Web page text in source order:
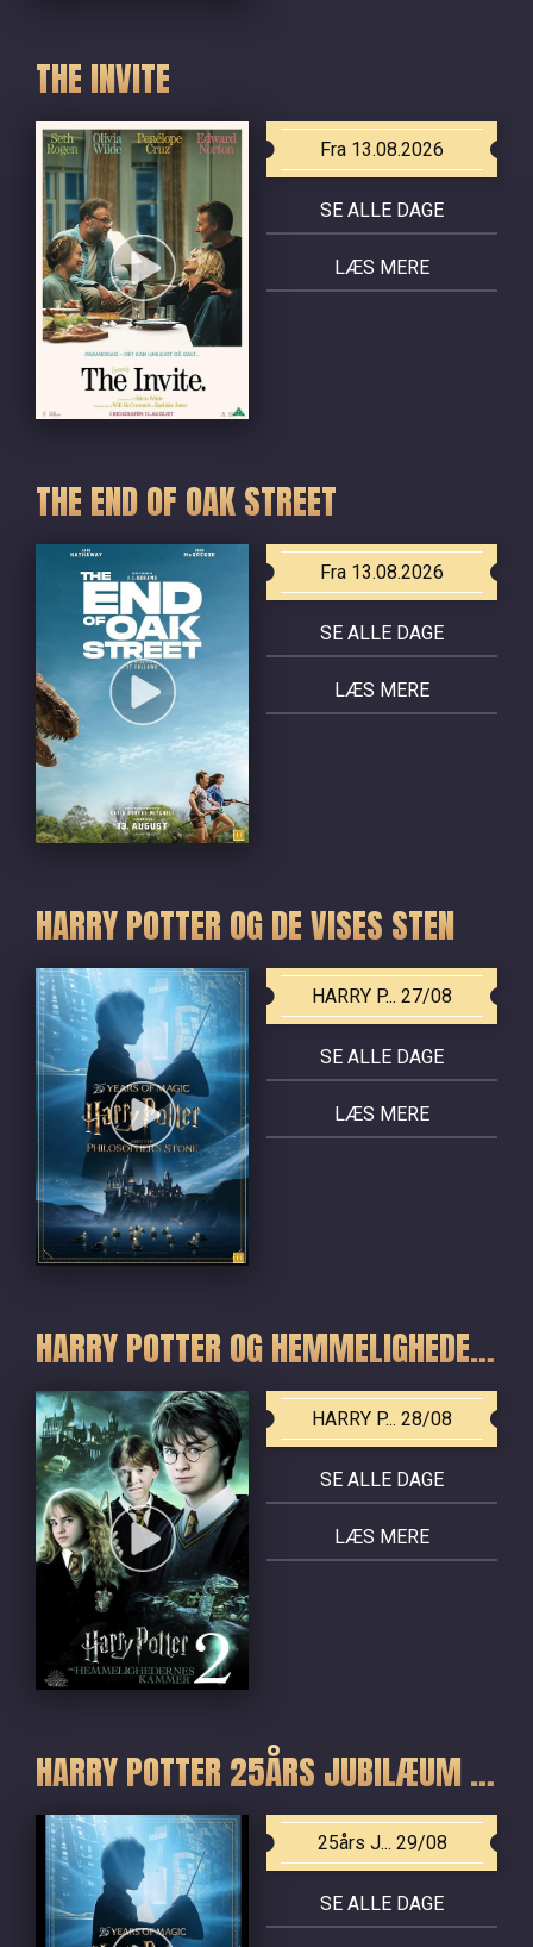
THE INVITE
Fra 13.08.2026
SE ALLE DAGE
LÆS MERE
THE END OF OAK STREET
Fra 13.08.2026
SE ALLE DAGE
LÆS MERE
HARRY POTTER OG DE VISES STEN
HARRY P... 27/08
SE ALLE DAGE
LÆS MERE
HARRY POTTER OG HEMMELIGHEDERNES KAMMER
HARRY P... 28/08
SE ALLE DAGE
LÆS MERE
HARRY POTTER 25ÅRS JUBILÆUM - DE FIRE FØRSTE FILM
25års J... 29/08
SE ALLE DAGE